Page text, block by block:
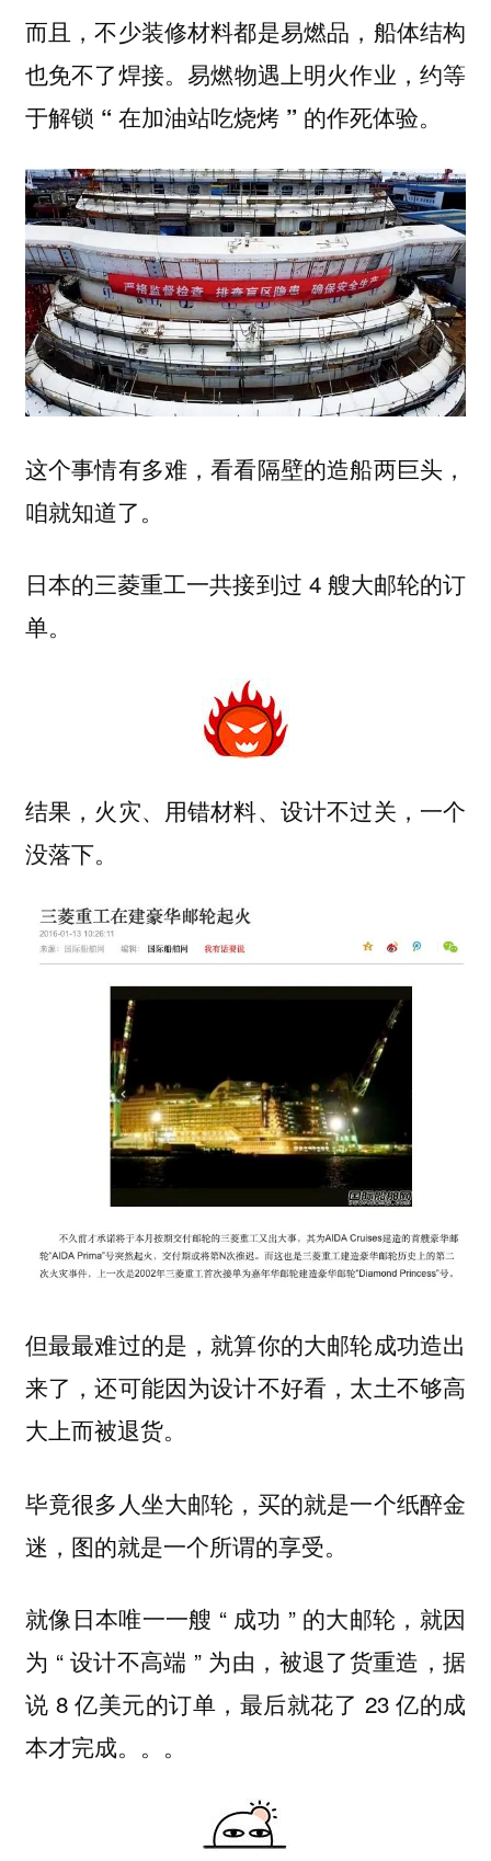
而且，不少装修材料都是易燃品，船体结构
也免不了焊接。易燃物遇上明火作业，约等
于解锁 “ 在加油站吃烧烤 ” 的作死体验。
这个事情有多难，看看隔壁的造船两巨头，
咱就知道了。
日本的三菱重工一共接到过 4 艘大邮轮的订
单。
结果，火灾、用错材料、设计不过关，一个
没落下。
但最最难过的是，就算你的大邮轮成功造出
来了，还可能因为设计不好看，太土不够高
大上而被退货。
毕竟很多人坐大邮轮，买的就是一个纸醉金
迷，图的就是一个所谓的享受。
就像日本唯一一艘 “ 成功 ” 的大邮轮，就因
为 “ 设计不高端 ” 为由，被退了货重造，据
说 8 亿美元的订单，最后就花了 23 亿的成
本才完成。。。